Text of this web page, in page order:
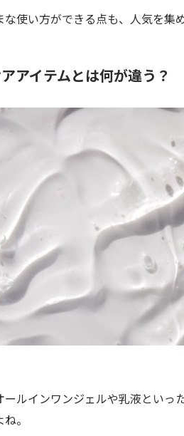
使い方ができる点も、人気を集
アイテムとは何が違う？
ルインワンジェルや乳液といっ
。